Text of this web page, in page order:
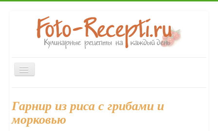
Включить/
выключить
Десерты Выпечка Напитки
Консервирование
Форум
Гарнир из риса с грибами и
морковью